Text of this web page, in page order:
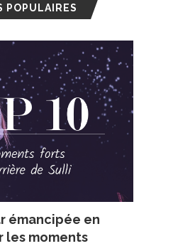
POPULAIRES
émancipée en
les moments